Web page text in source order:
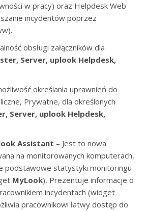
w pracy) oraz Helpdesk Web
incydentów poprzez
obsługi załączników dla
Server, uplook Helpdesk,
określania uprawnień do
Prywatne, dla określonych
Server, uplook Helpdesk,
Assistant – Jest to nowa
na monitorowanych komputerach,
podstawowe statystyki monitoringu
MyLook), Prezentuje informacje o
incydentach (widget
pracownikowi łatwy dostęp do